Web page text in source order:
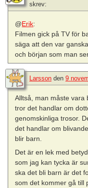
skrev:
@Erik:
Filmen gick på TV för
säga att den var
och början som man
Larsson den 9
Alltså, man måste vara
tror det handlar om
genomskinliga trosor.
det handlar om
blir barn.
Det är en lek med
som jag kan tycka är
ska det bli barn är det
som det kommer gå till